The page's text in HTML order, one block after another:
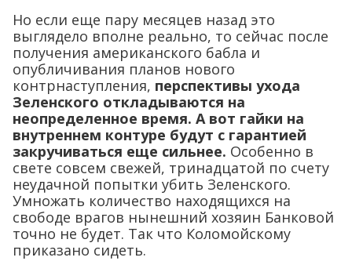
Но если еще пару месяцев назад это
выглядело вполне реально, то сейчас после
получения американского бабла и
опубличивания планов нового
контрнаступления, перспективы ухода
Зеленского откладываются на
неопределенное время. А вот гайки на
внутреннем контуре будут с гарантией
закручиваться еще сильнее. Особенно в
свете совсем свежей, тринадцатой по счету
неудачной попытки убить Зеленского.
Умножать количество находящихся на
свободе врагов нынешний хозяин Банковой
точно не будет. Так что Коломойскому
приказано сидеть.